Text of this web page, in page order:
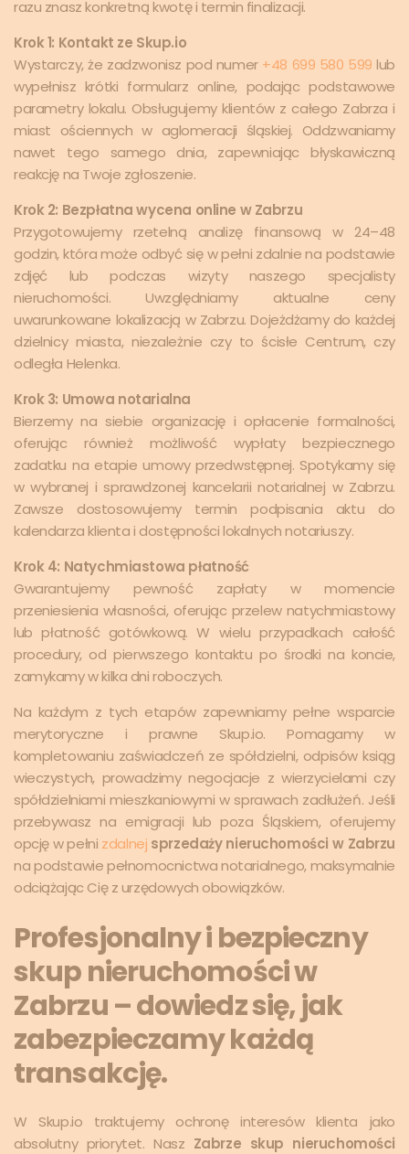
razu znasz konkretną kwotę i termin finalizacji.
Krok 1: Kontakt ze Skup.io
Wystarczy, że zadzwonisz pod numer +48 699 580 599 lub
wypełnisz krótki formularz online, podając podstawowe
parametry lokalu. Obsługujemy klientów z całego Zabrza i
miast ościennych w aglomeracji śląskiej. Oddzwaniamy
nawet tego samego dnia, zapewniając błyskawiczną
reakcję na Twoje zgłoszenie.
Krok 2: Bezpłatna wycena online w Zabrzu
Przygotowujemy rzetelną analizę finansową w 24–48
godzin, która może odbyć się w pełni zdalnie na podstawie
zdjęć lub podczas wizyty naszego specjalisty
nieruchomości. Uwzględniamy aktualne ceny
uwarunkowane lokalizacją w Zabrzu. Dojeżdżamy do każdej
dzielnicy miasta, niezależnie czy to ścisłe Centrum, czy
odległa Helenka.
Krok 3: Umowa notarialna
Bierzemy na siebie organizację i opłacenie formalności,
oferując również możliwość wypłaty bezpiecznego
zadatku na etapie umowy przedwstępnej. Spotykamy się
w wybranej i sprawdzonej kancelarii notarialnej w Zabrzu.
Zawsze dostosowujemy termin podpisania aktu do
kalendarza klienta i dostępności lokalnych notariuszy.
Krok 4: Natychmiastowa płatność
Gwarantujemy pewność zapłaty w momencie
przeniesienia własności, oferując przelew natychmiastowy
lub płatność gotówkową. W wielu przypadkach całość
procedury, od pierwszego kontaktu po środki na koncie,
zamykamy w kilka dni roboczych.
Na każdym z tych etapów zapewniamy pełne wsparcie
merytoryczne i prawne Skup.io. Pomagamy w
kompletowaniu zaświadczeń ze spółdzielni, odpisów ksiąg
wieczystych, prowadzimy negocjacje z wierzycielami czy
spółdzielniami mieszkaniowymi w sprawach zadłużeń. Jeśli
przebywasz na emigracji lub poza Śląskiem, oferujemy
opcję w pełni zdalnej sprzedaży nieruchomości w Zabrzu
na podstawie pełnomocnictwa notarialnego, maksymalnie
odciążając Cię z urzędowych obowiązków.
Profesjonalny i bezpieczny
skup nieruchomości w
Zabrzu – dowiedz się, jak
zabezpieczamy każdą
transakcję.
W Skup.io traktujemy ochronę interesów klienta jako
absolutny priorytet. Nasz Zabrze skup nieruchomości